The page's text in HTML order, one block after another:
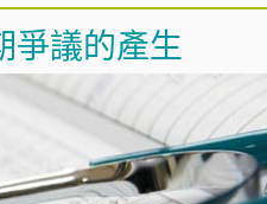
爭議的產生